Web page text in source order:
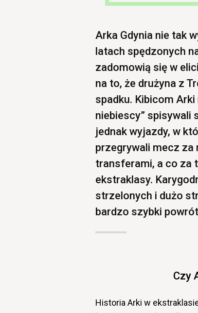
Arka Gdynia nie tak
latach spędzonych
zadomowią się w
na to, że drużyna z
spadku. Kibicom
niebiescy” spisywali
jednak wyjazdy, w
przegrywali mecz za
transferami, a co za
ekstraklasy.
strzelonych i dużo
bardzo szybki
Czy
Historia Arki w